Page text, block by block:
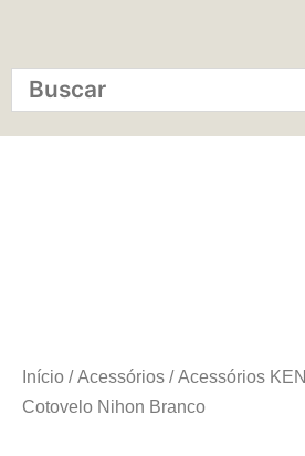
Início /Acessórios /Acessórios KEN
Cotovelo Nihon Branco